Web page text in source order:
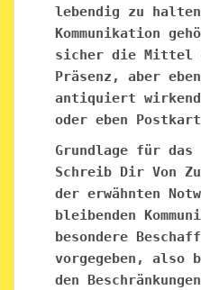
lebendig zu
Kommunikation
sicher die Mittel
Präsenz, aber
antiquiert
oder eben
Grundlage für
Schreib Dir Von
der erwähnten
bleibenden
besondere
vorgegeben, also
den